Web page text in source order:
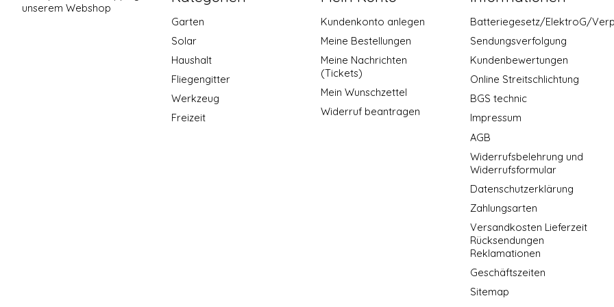
unserem Webshop
Garten
Solar
Haushalt
Fliegengitter
Werkzeug
Freizeit
Kundenkonto anlegen
Meine Bestellungen
Meine Nachrichten
(Tickets)
Mein Wunschzettel
Widerruf beantragen
Batteriegesetz/ElektroG/
Sendungsverfolgung
Kundenbewertungen
Online Streitschlichtung
BGS technic
Impressum
AGB
Widerrufsbelehrung und
Widerrufsformular
Datenschutzerklärung
Zahlungsarten
Versandkosten Lieferzeit
Rücksendungen
Reklamationen
Geschäftszeiten
Sitemap